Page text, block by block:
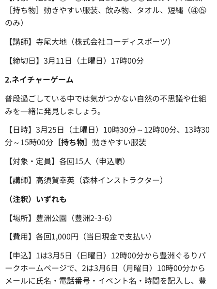
［持ち物］動きやすい服装、飲み物、タオル、短縄（④⑤
のみ）
【講師】寺尾大地（株式会社コーディスポーツ）
【締切日】3月11日（土曜日）17時00分
2.ネイチャーゲーム
普段過ごしている中では気がつかない自然の不思議や仕組
みを一緒に発見しましょう。
【日時】3月25日（土曜日）10時30分～12時00分、13時30
分～15時00分 ［持ち物］ 動きやすい服装
【対象・定員】各回15人（申込順）
【講師】高須賀幸英（森林インストラクター）
（注釈）いずれも
【場所】豊洲公園（豊洲2-3-6）
【費用】各回1,000円（当日現金で支払い）
【申込】1は3月5日（日曜日）12時00分から豊洲ぐるりパ
ークホームページで、2は3月6日（月曜日）10時00分から
メールに氏名・電話番号・イベント名・時間を記入し、豊